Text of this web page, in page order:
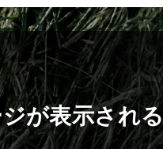
が表示され